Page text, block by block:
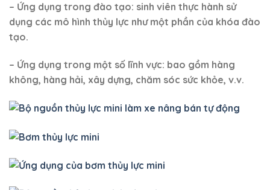
– Ứng dụng trong đào tạo: sinh viên thực hành sử
dụng các mô hình thủy lực như một phần của khóa đào
tạo.
– Ứng dụng trong một số lĩnh vực: bao gồm hàng
không, hàng hải, xây dựng, chăm sóc sức khỏe, v.v.